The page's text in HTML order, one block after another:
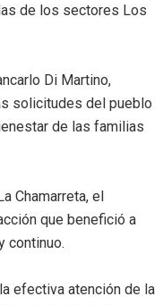
de los sectores Los
Di Martino,
solicitudes del pueblo
de las familias
Chamarreta, el
que benefició a
continuo.
efectiva atención de la